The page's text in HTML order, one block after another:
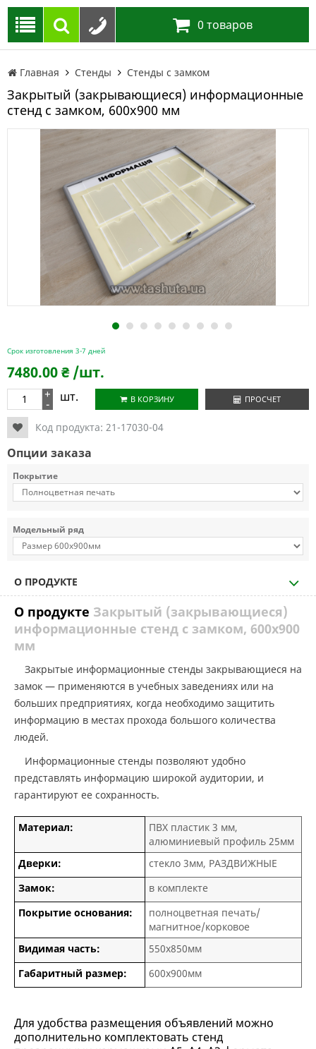
0 товаров
Главная Стенды Стенды с замком
Закрытый (закрывающиеся) информационные
стенд с замком, 600х900 мм
1 2 3 4 5 6 7 8 9
Срок изготовления 3-7 дней
7480.00₴ /шт.
+
- шт. В КОРЗИНУ ПРОСЧЕТ
Код продукта: 21-17030-04
Опции заказа
Покрытие
Модельный ряд
О ПРОДУКТЕ
О продукте Закрытый (закрывающиеся)
информационные стенд с замком, 600х900
мм
Закрытые информационные стенды закрывающиеся на
замок — применяются в учебных заведениях или на
больших предприятиях, когда необходимо защитить
информацию в местах прохода большого количества
людей.
Информационные стенды позволяют удобно
представлять информацию широкой аудитории, и
гарантируют ее сохранность.
Материал:
ПВХ пластик 3 мм,
алюминиевый профиль 25мм
Дверки:
стекло 3мм, РАЗДВИЖНЫЕ
Замок:
в комплекте
Покрытие основания:
полноцветная печать/
магнитное/корковое
Видимая часть:
550х850мм
Габаритный размер:
600х900мм
Для удобства размещения объявлений можно
дополнительно комплектовать стенд